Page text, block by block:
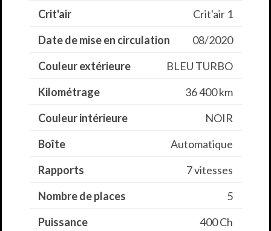
Crit'air
Crit'air 1
Date de mise en circulation
08/2020
Couleur extérieure
BLEU TURBO
Kilométrage
36 400 km
Couleur intérieure
NOIR
Boîte
Automatique
Rapports
7 vitesses
Nombre de places
5
Puissance
400 Ch